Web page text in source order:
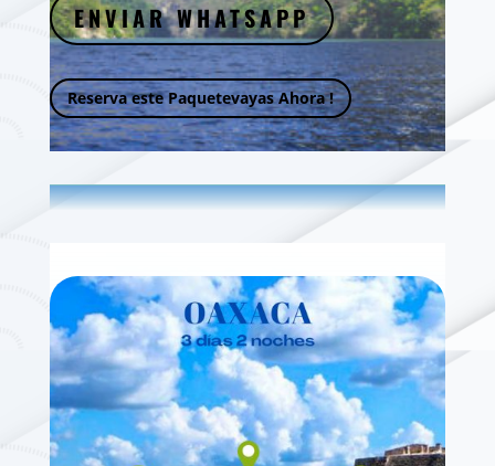
ENVIAR WHATSAPP
Reserva este Paquetevayas Ahora !